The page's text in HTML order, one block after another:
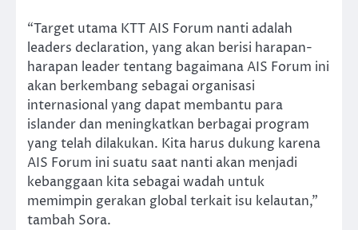
“Target utama KTT AIS Forum nanti adalah
leaders declaration, yang akan berisi harapan-
harapan leader tentang bagaimana AIS Forum ini
akan berkembang sebagai organisasi
internasional yang dapat membantu para
islander dan meningkatkan berbagai program
yang telah dilakukan. Kita harus dukung karena
AIS Forum ini suatu saat nanti akan menjadi
kebanggaan kita sebagai wadah untuk
memimpin gerakan global terkait isu kelautan,”
tambah Sora.